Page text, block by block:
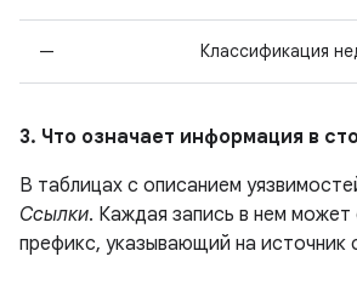
— Классификация
3. Что означает информация в
В таблицах с описанием
Ссылки. Каждая запись в нем
префикс, указывающий на источник